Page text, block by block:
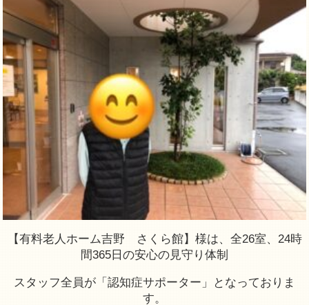
【有料老人ホーム吉野 さくら館】様は、全26室、24時
間365日の安心の見守り体制
スタッフ全員が「認知症サポーター」となっておりま
す。